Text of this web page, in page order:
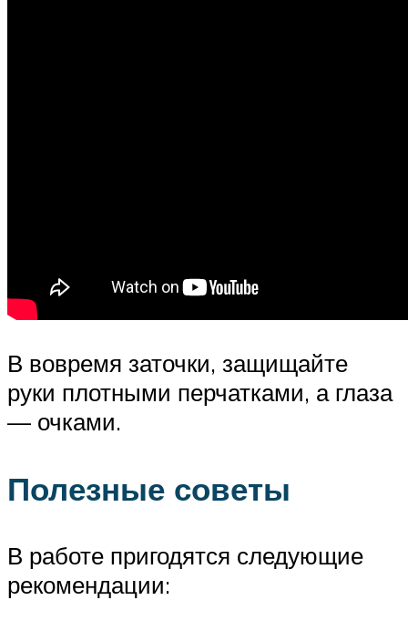
В вовремя заточки, защищайте
руки плотными перчатками, а глаза
— очками.
Полезные советы
В работе пригодятся следующие
рекомендации: